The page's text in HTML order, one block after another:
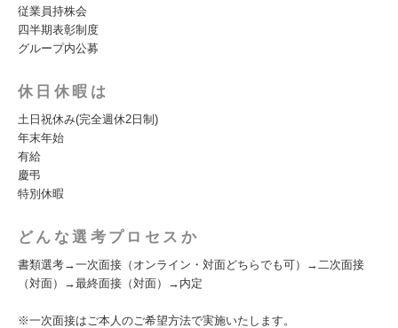
従業員持株会
四半期表彰制度
グループ内公募
休日休暇は
土日祝休み(完全週休2日制)
年末年始
有給
慶弔
特別休暇
どんな選考プロセスか
書類選考→一次面接（オンライン・対面どちらでも可）→二次面接
（対面）→最終面接（対面）→内定
※一次面接はご本人のご希望方法で実施いたします。